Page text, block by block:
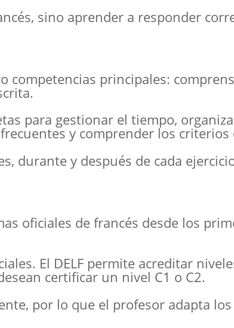
sino aprender a responder
competencias principales:
para gestionar el tiempo,
y comprender los criterios
durante y después de cada
oficiales de francés desde los
El DELF permite acreditar
certificar un nivel C1 o C2.
por lo que el profesor adapta